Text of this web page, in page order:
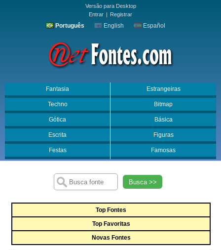
Versão para Desktop
Entrar | Registrar
Português English Español
Fantasia Estrangeiras
Techno Bitmap
Gótica Básica
Escrita Figuras
Festas Famosas
Busca >>
Top Fontes
Top Favoritas
Novas Fontes